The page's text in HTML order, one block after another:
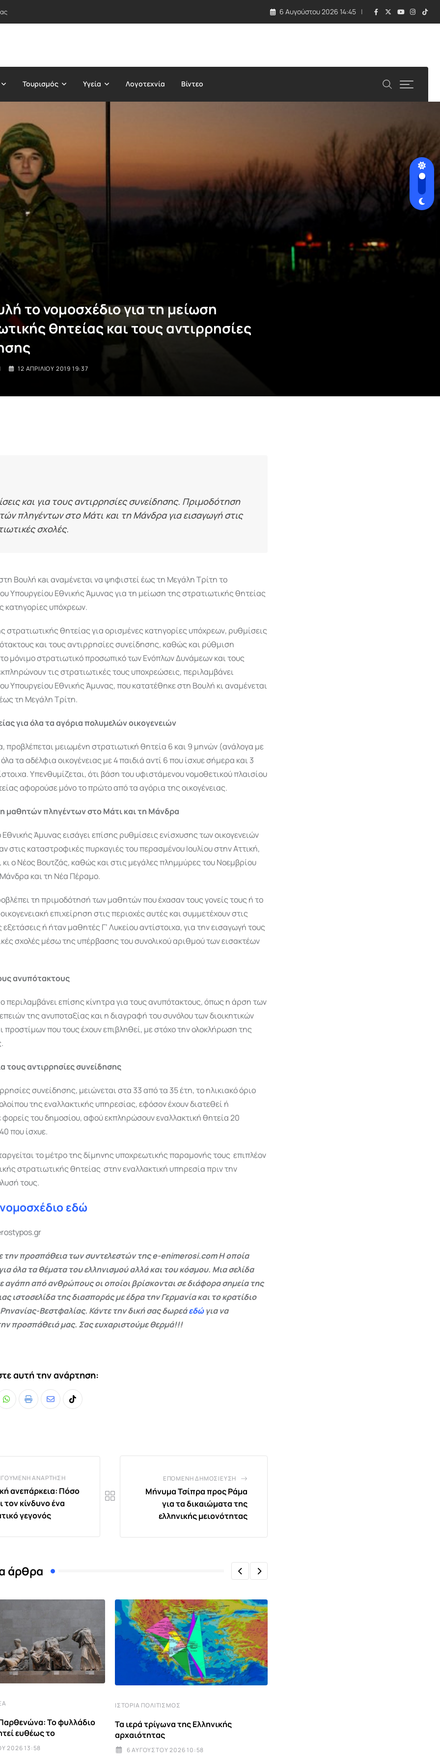
6 Αυγούστου 2026 14:45
Τουρισμός Υγεία Λογοτεχνία Βίντεο
το νομοσχέδιο για τη μείωση
θητείας και τους αντιρρησίες
12 ΑΠΡΙΛΊΟΥ 2019 19:37
και για τους αντιρρησίες συνείδησης. Πριμοδότηση
πληγέντων στο Μάτι και τη Μάνδρα για εισαγωγή στις
σχολές.
Βουλή κaι αναμένεται να ψηφιστεί έως τη Μεγάλη Τρίτη το
Υπουργείου Εθνικής Άμυνας για τη μείωση της στρατιωτικής θητείας
κατηγορίες υπόχρεων.
στρατιωτικής θητείας για ορισμένες κατηγορίες υπόχρεων, ρυθμίσεις
και τους αντιρρησίες συνείδησης, καθώς και ρύθμιση
μόνιμο στρατιωτικό προσωπικό των Ενόπλων Δυνάμεων και τους
τις στρατιωτικές τους υποχρεώσεις, περιλαμβάνει
Υπουργείου Εθνικής Άμυνας, που κατατέθηκε στη Βουλή κι αναμένεται
τη Μεγάλη Τρίτη.
για όλα τα αγόρια πολυμελών οικογενειών
προβλέπεται μειωμένη στρατιωτική θητεία 6 και 9 μηνών (ανάλογα με
τα αδέλφια οικογένειας με 4 παιδιά αντί 6 που ίσχυε σήμερα και 3
Υπενθυμίζεται, ότι βάση του υφιστάμενου νομοθετικού πλαισίου
αφορούσε μόνο το πρώτο από τα αγόρια της οικογένειας.
μαθητών πληγέντων στο Μάτι και τη Μάνδρα
Άμυνας εισάγει επίσης ρυθμίσεις ενίσχυσης των οικογενειών
στις καταστροφικές πυρκαγιές του περασμένου Ιουλίου στην Αττική,
ο Νέος Βουτζάς, καθώς και στις μεγάλες πλημμύρες του Νοεμβρίου
και τη Νέα Πέραμο.
τη πριμοδότησή των μαθητών που έχασαν τους γονείς τους ή το
επιχείρηση στις περιοχές αυτές και συμμετέχουν στις
εξετάσεις ή ήταν μαθητές Γ’ Λυκείου αντίστοιχα, για την εισαγωγή τους
σχολές μέσω της υπέρβασης του συνολικού αριθμού των εισακτέων
ανυπότακτους
περιλαμβάνει επίσης κίνητρα για τους ανυπότακτους, όπως η άρση των
της ανυποταξίας και η διαγραφή του συνόλου των διοικητικών
προστίμων που τους έχουν επιβληθεί, με στόχο την ολοκλήρωση της
τους αντιρρησίες συνείδησης
συνείδησης, μειώνεται στα 33 από τα 35 έτη, το ηλικιακό όριο
της εναλλακτικής υπηρεσίας, εφόσον έχουν διατεθεί ή
φορείς του δημοσίου, αφού εκπληρώσουν εναλλακτική θητεία 20
που ίσχυε.
το μέτρο της δίμηνης υποχρεωτικής παραμονής τους επιπλέον
στρατιωτικής θητείας στην εναλλακτική υπηρεσία πριν την
τους.
εδώ
την προσπάθεια των συντελεστών της e-enimerosi.com Η οποία
όλα τα θέματα του ελληνισμού αλλά και του κόσμου. Μια σελίδα
αγάπη από ανθρώπους οι οποίοι βρίσκονται σε διάφορα σημεία της
ιστοσελίδα της διασποράς με έδρα την Γερμανία και το κρατίδιο
Βεστφαλίας. Κάντε την δική σας δωρεάεδώγια να
προσπάθειά μας. Σας ευχαριστούμε θερμά!!!
αυτή την ανάρτηση:
Whatsapp
Print
ShareTiktok
ΑΝΆΡΤΗΣΗ
ανεπάρκεια: Πόσο
τον κίνδυνο ένα
γεγονός
ΕΠΌΜΕΝΗ ΔΗΜΟΣΊΕΥΣΗ
Μήνυμα Τσίπρα προς Ράμα
για τα δικαιώματα της
ελληνικής μειονότητας
άρθρα
Το φυλλάδιο
ευθέως το
2026 13:58
ΙΣΤΟΡΊΑ ΠΟΛΙΤΙΣΜΌΣ
Τα ιερά τρίγωνα της Ελληνικής
αρχαιότητας
6 ΑΥΓΟΎΣΤΟΥ 2026 10:58